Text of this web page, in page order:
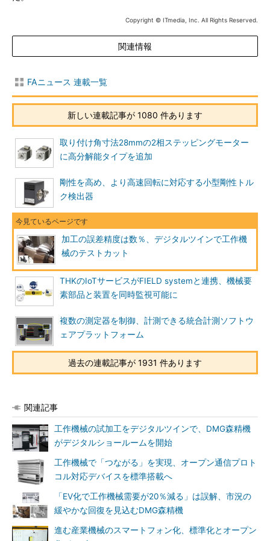
Copyright © ITmedia, Inc. All Rights Reserved.
関連情報
FAニュース 連載一覧
新しい連載記事が 1080 件あります
取り付け角寸法28mmの2相ステッピングモーター
に高分解能タイプを追加
剛性を高め、より高速回転に対応する小型剛性トル
ク検出器
加工の誤差精度は数％、デジタルツインで工作機
械のテストカット
THKのIoTサービスがFIELD systemと連携、機械要
素部品と装置を同時監視可能に
複数の測定器を制御、計測できる統合計測ソフトウ
ェアプラットフォーム
過去の連載記事が 1931 件あります
関連記事
工作機械の試加工をデジタルツインで、DMG森精機
がデジタルショールームを開始
工作機械で「つながる」を実現、オープン通信プロト
コル対応デバイスを標準搭載へ
「EV化で工作機械需要が20％減る」は誤解、市況の
緩やかな回復を見込むDMG森精機
進む産業機械のスマートフォン化、標準化とオープン